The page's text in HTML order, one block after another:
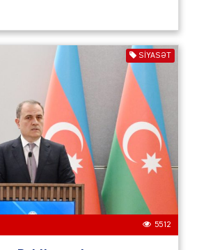
SIYASƏT
5512